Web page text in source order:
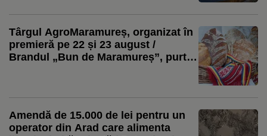
Târgul AgroMaramureș, organizat în
premieră pe 22 și 23 august /
Brandul „Bun de Maramureș”, purtat
Amendă de 15.000 de lei pentru un
operator din Arad care alimenta